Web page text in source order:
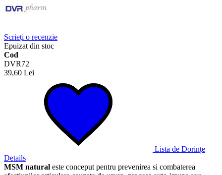
Scrieți o recenzie
Epuizat din stoc
Cod
DVR72
39,60 Lei
Lista de Dorințe
Details
MSM natural este conceput pentru prevenirea si combaterea